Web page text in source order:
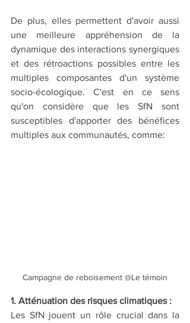
De plus, elles permettent d'avoir aussi
une meilleure appréhension de la
dynamique des interactions synergiques
et des rétroactions possibles entre les
multiples composantes d'un système
socio-écologique. C'est en ce sens
qu'on considère que les SfN sont
susceptibles d'apporter des bénéfices
multiples aux communautés, comme:
Campagne de reboisement @Le témoin
1. Atténuation des risques climatiques :
Les SfN jouent un rôle crucial dans la